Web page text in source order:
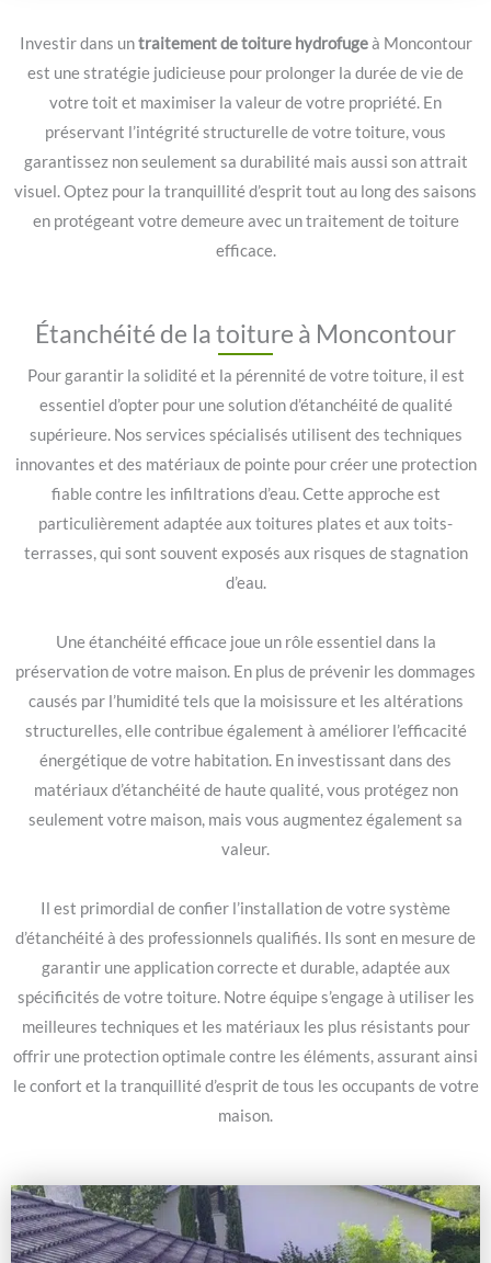
Investir dans untraitement de toiture hydrofugeà Moncontour
est une stratégie judicieuse pour prolonger la durée de vie de
votre toit et maximiser la valeur de votre propriété. En
préservant l’intégrité structurelle de votre toiture, vous
garantissez non seulement sa durabilité mais aussi son attrait
visuel. Optez pour la tranquillité d’esprit tout au long des saisons
en protégeant votre demeure avec un traitement de toiture
efficace.
Étanchéité de la toiture à Moncontour
Pour garantir la solidité et la pérennité de votre toiture, il est
essentiel d’opter pour une solution d’étanchéité de qualité
supérieure. Nos services spécialisés utilisent des techniques
innovantes et des matériaux de pointe pour créer une protection
fiable contre les infiltrations d’eau. Cette approche est
particulièrement adaptée aux toitures plates et aux toits-
terrasses, qui sont souvent exposés aux risques de stagnation
d’eau.
Une étanchéité efficace joue un rôle essentiel dans la
préservation de votre maison. En plus de prévenir les dommages
causés par l’humidité tels que la moisissure et les altérations
structurelles, elle contribue également à améliorer l’efficacité
énergétique de votre habitation. En investissant dans des
matériaux d’étanchéité de haute qualité, vous protégez non
seulement votre maison, mais vous augmentez également sa
valeur.
Il est primordial de confier l’installation de votre système
d’étanchéité à des professionnels qualifiés. Ils sont en mesure de
garantir une application correcte et durable, adaptée aux
spécificités de votre toiture. Notre équipe s’engage à utiliser les
meilleures techniques et les matériaux les plus résistants pour
offrir une protection optimale contre les éléments, assurant ainsi
le confort et la tranquillité d’esprit de tous les occupants de votre
maison.